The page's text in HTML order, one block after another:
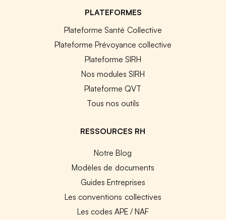
PLATEFORMES
Plateforme Santé Collective
Plateforme Prévoyance collective
Plateforme SIRH
Nos modules SIRH
Plateforme QVT
Tous nos outils
RESSOURCES RH
Notre Blog
Modèles de documents
Guides Entreprises
Les conventions collectives
Les codes APE / NAF